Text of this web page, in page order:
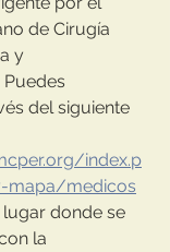
de Cirugía
y
del siguiente
index.p
mapa/medicos
donde se
la